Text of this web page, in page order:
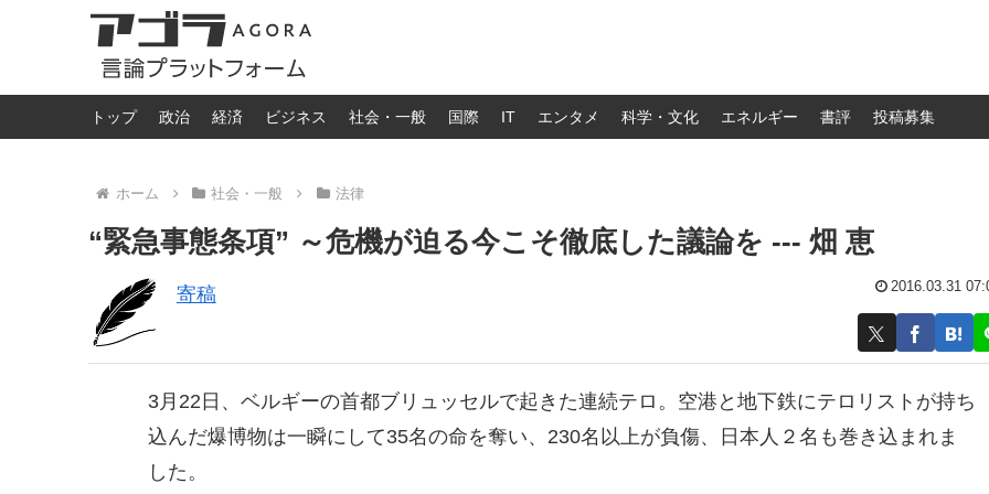
トップ 政治 経済 ビジネス 社会・一般 国際 IT エンタメ 科学・文化 エネルギー 書評 投稿募集
ホーム 社会・一般 法律
“緊急事態条項” ～危機が迫る今こそ徹底した議論を --- 畑 恵
寄稿 2016.03.31
3月22日、ベルギーの首都ブリュッセルで起きた連続テロ。 空港と地下鉄にテロリストが持ち
込んだ爆博物は一瞬にして35名の命を奪い、230名以上が負傷、
日本人２名も巻き込まれま
した。